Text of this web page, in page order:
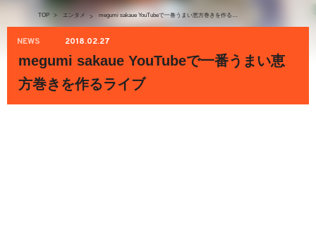
TOP > エンタメ > megumi sakaue YouTubeで一番うまい恵方巻きを作るライブ
NEWS 2018.02.27
megumi sakaue YouTubeで一番うまい恵
方巻きを作るライブ